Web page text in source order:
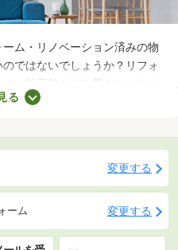
ム・リノベーション済みの物
ではないでしょうか？リフォ
、施工前よりも暮らしやすく
すさを感じられる最良の物件
ので、ぜひチェックしてみて
る
変更する
ーム 変更する